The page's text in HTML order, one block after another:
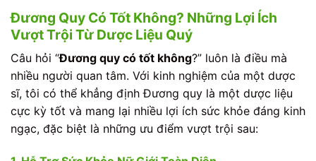
Đương Quy Có Tốt Không? Những Lợi Ích
Vượt Trội Từ Dược Liệu Quý
Câu hỏi “Đương quy có tốt không?” luôn là điều mà
nhiều người quan tâm. Với kinh nghiệm của một dược
sĩ, tôi có thể khẳng định Đương quy là một dược liệu
cực kỳ tốt và mang lại nhiều lợi ích sức khỏe đáng kinh
ngạc, đặc biệt là những ưu điểm vượt trội sau: